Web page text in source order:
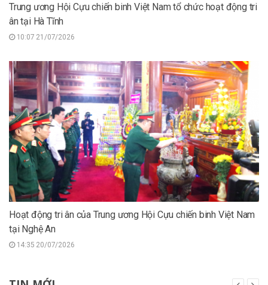
Trung ương Hội Cựu chiến binh Việt Nam tổ chức hoạt động tri
ân tại Hà Tĩnh
10:07 21/07/2026
Hoạt động tri ân của Trung ương Hội Cựu chiến binh Việt Nam
tại Nghệ An
14:35 20/07/2026